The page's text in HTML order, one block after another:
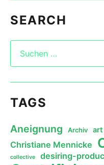
SEARCH
TAGS
Aneignung Archiv art
Christiane Mennicke
collective desiring-